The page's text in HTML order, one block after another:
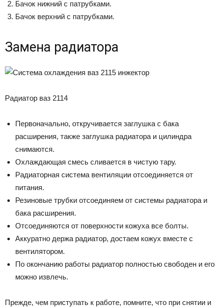
Бачок нижний с патрубками.
Бачок верхний с патрубками.
Замена радиатора
Радиатор ваз 2114
Первоначально, откручивается заглушка с бака
расширения, также заглушка радиатора и цилиндра
снимаются.
Охлаждающая смесь сливается в чистую тару.
Радиаторная система вентиляции отсоединяется от
питания.
Резиновые трубки отсоединяем от системы радиатора и
бака расширения.
Отсоединяются от поверхности кожуха все болты.
Аккуратно держа радиатор, достаем кожух вместе с
вентилятором.
По окончанию работы радиатор полностью свободен и его
можно извлечь.
Прежде, чем приступать к работе, помните, что при снятии и